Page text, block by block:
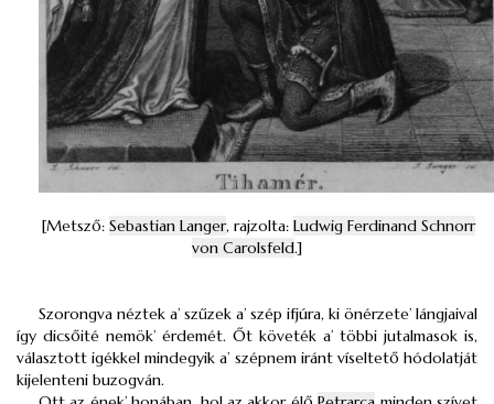
[Metsző: Sebastian Langer, rajzolta: Ludwig Ferdinand Schnorr
von Carolsfeld.]
Szorongva néztek a’ szűzek a’ szép ifjúra, ki önérzete’ lángjaival
így dicsőité nemök’ érdemét. Őt követék a’ többi jutalmasok is,
választott igékkel mindegyik a’ szépnem iránt víseltető hódolatját
kijelenteni buzogván.